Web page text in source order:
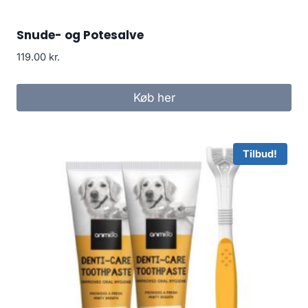
Snude- og Potesalve
119.00 kr.
Køb her
Tilbud!